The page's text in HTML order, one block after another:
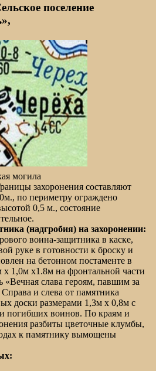
поселение
могила
захоронения составляют
по периметру ограждено
0,5 м., состояние
(надгробия) на захоронении:
воина-защитника в каске,
руке в готовности к броску и
на бетонном постаменте в
х 1,0м х1.8м на фронтальной части
«Вечная слава героям, павшим за
и слева от памятника
доски размерами 1,3м х 0,8м с
погибших воинов. По краям и
разбиты цветочные клумбы,
к памятнику вымощены